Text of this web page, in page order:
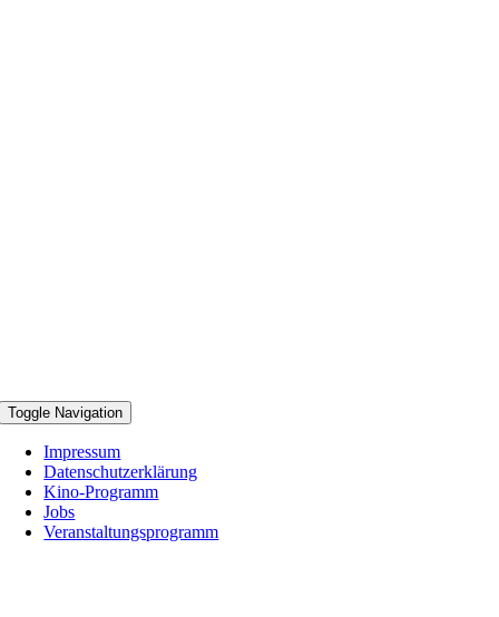
Toggle Navigation
Impressum
Datenschutzerklärung
Kino-Programm
Jobs
Veranstaltungsprogramm